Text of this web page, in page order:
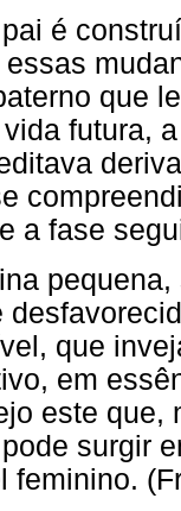
é
que
futura,
a fase
que
em
este que,
surgir
feminino.